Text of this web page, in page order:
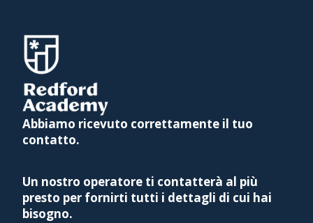
Abbiamo ricevuto correttamente il tuo
contatto.
Un nostro operatore ti contatterà al più
presto per fornirti tutti i dettagli di cui hai
bisogno.